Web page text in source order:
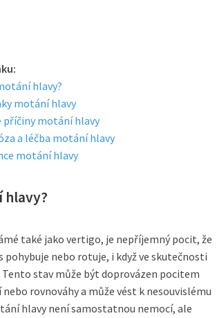
hlavy?
motání hlavy
příčiny motání hlavy
a léčba motání hlavy
motání hlavy
hlavy?
také jako vertigo, je nepříjemný pocit, že
pohybuje nebo rotuje, i když ve skutečnosti
stav může být doprovázen pocitem
rovnováhy a může vést k nesouvislému
hlavy není samostatnou nemocí, ale